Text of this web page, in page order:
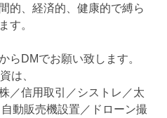
的、経済的、健康的で縛ら
す。
らDMでお願い致します。
は、
／信用取引／シストレ／太
動販売機設置／ドローン撮